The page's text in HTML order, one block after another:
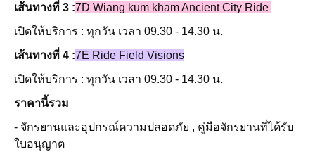
เส้นทางที่ 3 :7D Wiang kum kham Ancient City Ride
เปิดให้บริการ : ทุกวัน เวลา 09.30 - 14.30 น.
เส้นทางที่ 4 :7E Ride Field Visions
เปิดให้บริการ : ทุกวัน เวลา 09.30 - 14.30 น.
ราคานี้รวม
- จักรยานและอุปกรณ์ความปลอดภัย , คู่มือจักรยานที่ได้รับ
ใบอนุญาต